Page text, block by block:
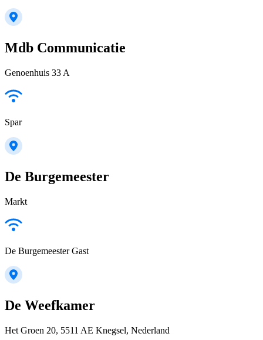
Mdb Communicatie
Genoenhuis 33 A
Spar
De Burgemeester
Markt
De Burgemeester Gast
De Weefkamer
Het Groen 20, 5511 AE Knegsel, Nederland